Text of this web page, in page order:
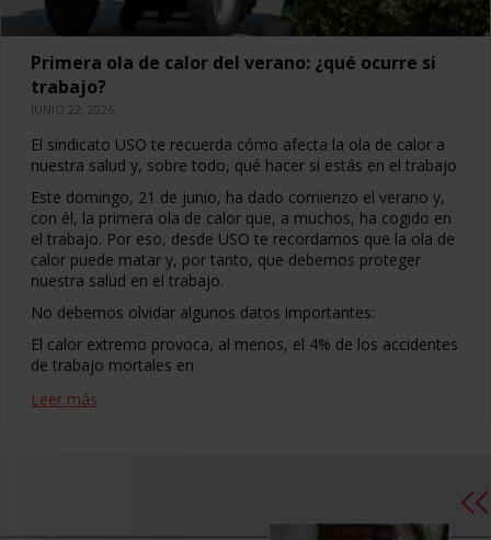
Primera ola de calor del verano: ¿qué ocurre si
trabajo?
JUNIO 22, 2026
El sindicato USO te recuerda cómo afecta la ola de calor a
nuestra salud y, sobre todo, qué hacer si estás en el trabajo
Este domingo, 21 de junio, ha dado comienzo el verano y,
con él, la primera ola de calor que, a muchos, ha cogido en
el trabajo. Por eso, desde USO te recordamos que la ola de
calor puede matar y, por tanto, que debemos proteger
nuestra salud en el trabajo.
No debemos olvidar algunos datos importantes:
El calor extremo provoca, al menos, el 4% de los accidentes
de trabajo mortales en
Leer más